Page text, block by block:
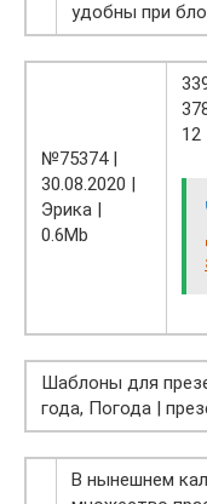
удобны при
№75374 |
30.08.2020 |
Эрика |
0.6Mb
12
Шаблоны для
года, Погода |
В нынешнем